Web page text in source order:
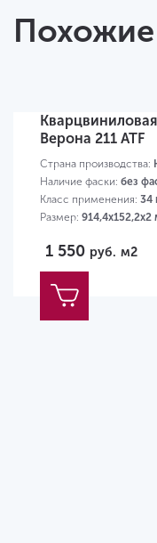
Верона 211 ATF
Страна производства:
Наличие фаски: без
Класс применения: 34
Размер: 914,4х152,2х2
1 550 руб. м2